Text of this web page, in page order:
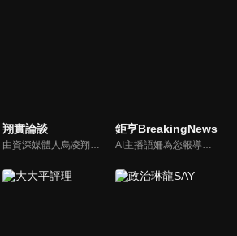
翔實論談
由資深媒體人烏凌翔主持，節目探討全球財經、國際局勢，不論是需要股市資訊、分析、評論，還是預測未來，都請鎖定《翔實論談》。
鉅亨BreakingNews
AI主播語姍為您報導【鉅亨Breaking News】！每週播報大事，讓新聞更貼近你！